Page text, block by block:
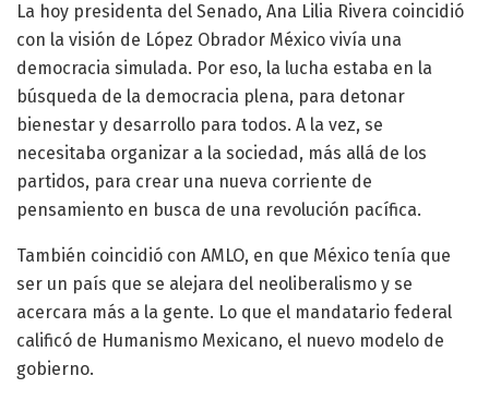
La hoy presidenta del Senado, Ana Lilia Rivera coincidió
con la visión de López Obrador México vivía una
democracia simulada. Por eso, la lucha estaba en la
búsqueda de la democracia plena, para detonar
bienestar y desarrollo para todos. A la vez, se
necesitaba organizar a la sociedad, más allá de los
partidos, para crear una nueva corriente de
pensamiento en busca de una revolución pacífica.
También coincidió con AMLO, en que México tenía que
ser un país que se alejara del neoliberalismo y se
acercara más a la gente. Lo que el mandatario federal
calificó de Humanismo Mexicano, el nuevo modelo de
gobierno.